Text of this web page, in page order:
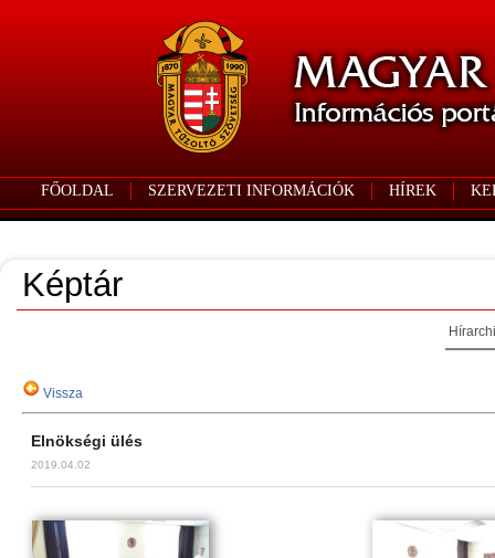
FŐOLDAL SZERVEZETI INFORMÁCIÓK HÍREK
Képtár
Vissza
Elnökségi ülés
2019.04.02